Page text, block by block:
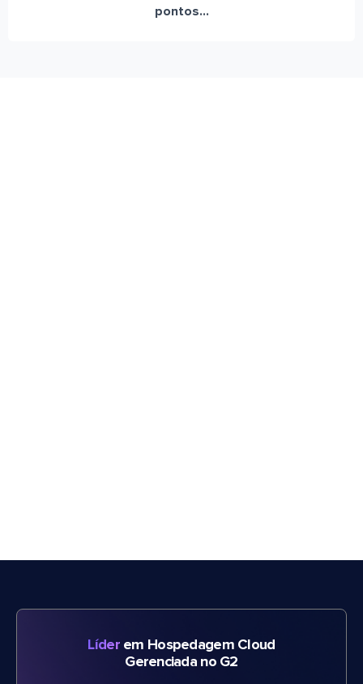
pontos...
Líderem Hospedagem Cloud
Gerenciada no G2